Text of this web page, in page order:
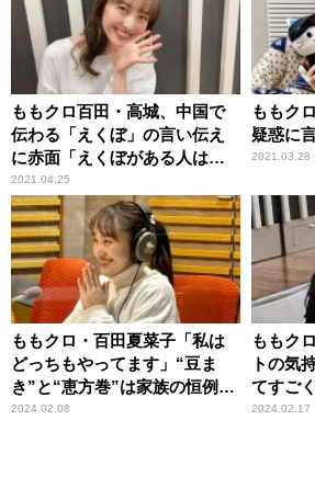
ももクロ百田・高城、中国で
伝わる「えくぼ」の言い伝え
に赤面「えくぼがある人は忘
れられない人がいて……」
2021.04.25
ももク
疑惑に
2021.03.28
ももクロ・百田夏菜子「私は
どっちもやってます」“豆ま
き”と“恵方巻”は家族の恒例行
事
2024.02.08
ももク
トの気
てすご
食べ物
2024.02.17